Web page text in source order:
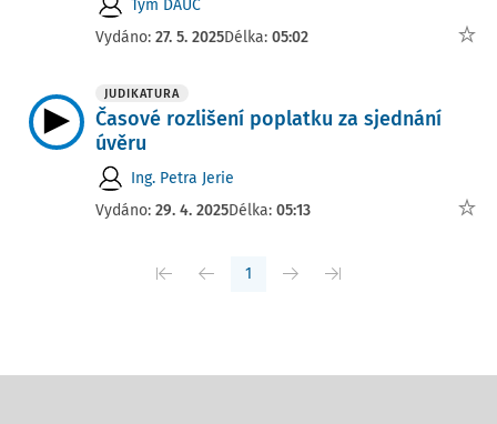
Tým DAUČ
Vydáno: 27. 5. 2025Délka: 05:02
JUDIKATURA
Časové rozlišení poplatku za sjednání
úvěru
Ing. Petra Jerie
Vydáno: 29. 4. 2025Délka: 05:13
1